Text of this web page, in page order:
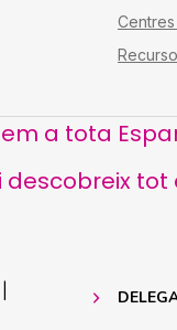
a tota
tot